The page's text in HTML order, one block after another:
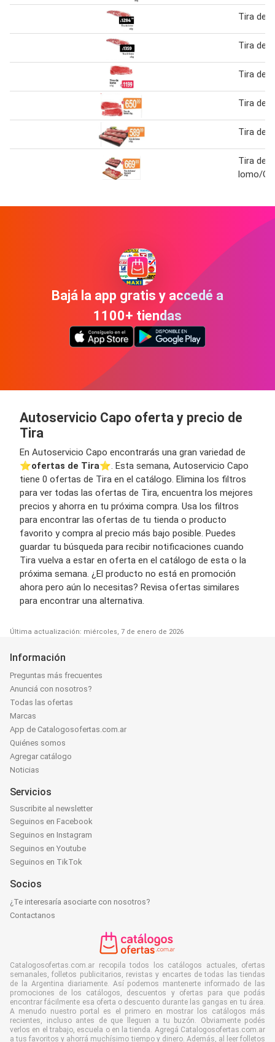
Tira de
Tira de
Tira de
Tira de
Tira de
Tira de
lomo/
Bajá la app gratis y accedé a
1100+ tiendas
Autoservicio Capo oferta y precio de
Tira
En Autoservicio Capo encontrarás una gran variedad de
⭐️ofertas de Tira⭐️. Esta semana, Autoservicio Capo
tiene 0 ofertas de Tira en el catálogo. Elimina los filtros
para ver todas las ofertas de Tira, encuentra los mejores
precios y ahorra en tu próxima compra. Usa los filtros
para encontrar las ofertas de tu tienda o producto
favorito y compra al precio más bajo posible. Puedes
guardar tu búsqueda para recibir notificaciones cuando
Tira vuelva a estar en oferta en el catálogo de esta o la
próxima semana. ¿El producto no está en promoción
ahora pero aún lo necesitas? Revisa ofertas similares
para encontrar una alternativa.
Última actualización: miércoles, 7 de enero de 2026
Información
Preguntas más frecuentes
Anunciá con nosotros?
Todas las ofertas
Marcas
App de Catalogosofertas.com.ar
Quiénes somos
Agregar catálogo
Noticias
Servicios
Suscribite al newsletter
Seguinos en Facebook
Seguinos en Instagram
Seguinos en Youtube
Seguinos en TikTok
Socios
¿Te interesaría asociarte con nosotros?
Contactanos
Catalogosofertas.com.ar recopila todos los catálogos actuales, ofertas
semanales, folletos publicitarios, revistas y encartes de todas las tiendas
de la Argentina diariamente. Así podemos mantenerte informado de las
promociones de los catálogos, descuentos y ofertas para que podás
encontrar fácilmente esa oferta o descuento durante las gangas en tu área.
A menudo nuestro portal es el primero en mostrar los catálogos más
recientes, incluso antes de que lleguen a tu buzón. Obviamente podés
verlos en el trabajo, escuela o en la tienda. Agregá Catalogosofertas.com.ar
a tus favoritos y ahorrá muchísimo tiempo y dinero. Además, al leer folletos